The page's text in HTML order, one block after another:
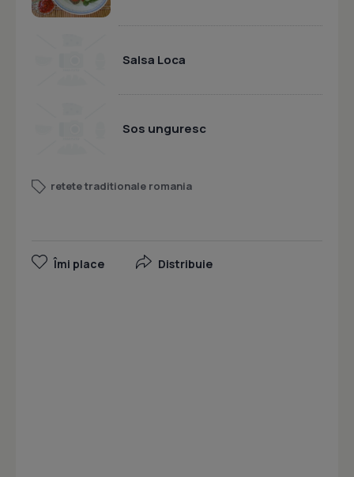
Salsa Loca
Sos unguresc
retete traditionale romania
Îmi place Distribuie